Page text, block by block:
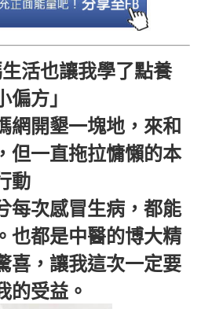
活也讓我學了點養
方」
網開墾一塊地，來和
但一直拖拉慵懶的本
動
每次感冒生病，都能
也都是中醫的博大精
喜，讓我這次一定要
的受益。